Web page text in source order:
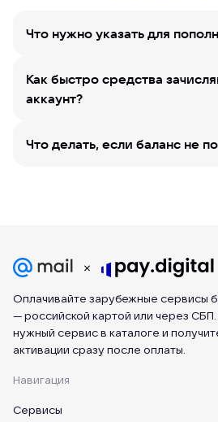
Что нужно указать для
Как быстро средства
аккаунт?
Что делать, если баланс не
Оплачивайте зарубежные сервисы
— российской картой или через
нужный сервис в каталоге и
активации сразу после оплаты.
Навигация
Сервисы